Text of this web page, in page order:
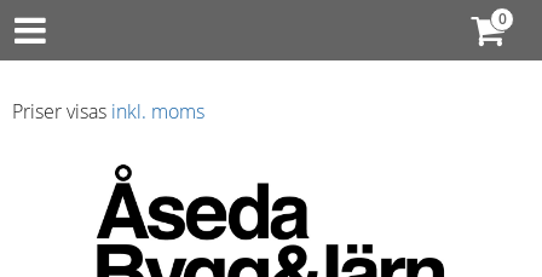
Priser visas inkl. moms